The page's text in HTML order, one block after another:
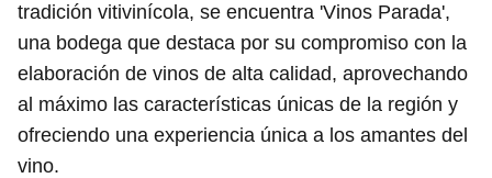
tradición vitivinícola, se encuentra 'Vinos Parada',
una bodega que destaca por su compromiso con la
elaboración de vinos de alta calidad, aprovechando
al máximo las características únicas de la región y
ofreciendo una experiencia única a los amantes del
vino.